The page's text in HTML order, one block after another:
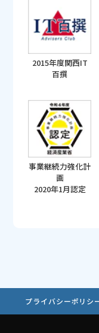
2015年度関西IT
百撰
事業継続力強化計
画
2020年1月認定
プライバシーポリシ